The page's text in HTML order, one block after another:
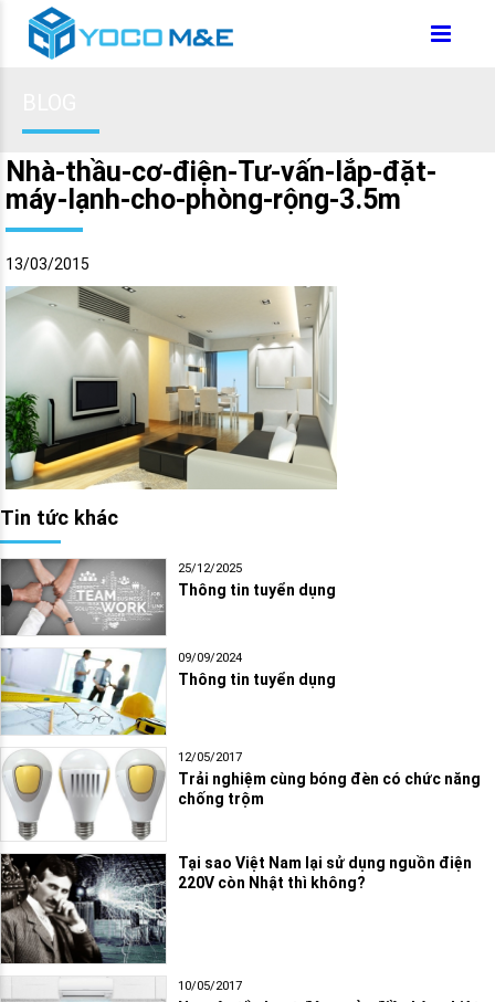
Nhà-thầu-cơ-điện-Tư-vấn-lắp-đặt-
máy-lạnh-cho-phòng-rộng-3.5m
13/03/2015
Tin tức khác
25/12/2025
Thông tin tuyển dụng
09/09/2024
Thông tin tuyển dụng
12/05/2017
Trải nghiệm cùng bóng đèn có chức năng
chống trộm
Tại sao Việt Nam lại sử dụng nguồn điện
220V còn Nhật thì không?
10/05/2017